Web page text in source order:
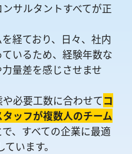
サルタントすべてが正
経ており、日々、社内
いるため、経験年数な
量差を感じさせませ
必要工数に合わせてコ
ッフが複数人のチーム
、すべての企業に最適
います。